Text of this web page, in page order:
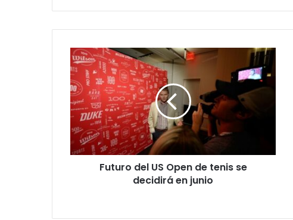
Futuro
del
US
Open
de
tenis
se
decidirá
en
Futuro del US Open de tenis se
decidirá en junio